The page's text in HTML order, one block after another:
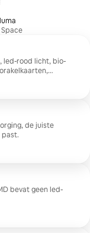
led-rood licht, bio-
de juiste
bevat geen led-